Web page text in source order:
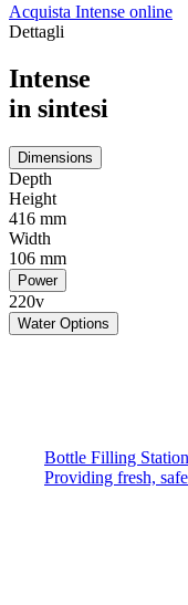
Bottle Filling
Providing fresh,
Acquista Intense online
Dettagli
Intense
in sintesi
Dimensions
Depth
Height
416 mm
Width
106 mm
Power
220v
Water Options